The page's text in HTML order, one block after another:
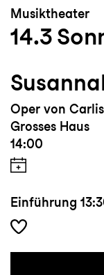
Musiktheater
14.3
Oper von
Grosses Haus
14:00
Einführung